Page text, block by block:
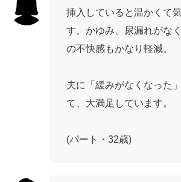
挿入していると温かくて
す。かゆみ、尿漏れがな
の不快感もかなり軽減。
夫に「緩みがなくなった
て、大満足しています。
(パート・32歳)